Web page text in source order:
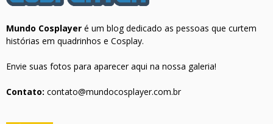
Mundo Cosplayer é um blog dedicado as pessoas que curtem
histórias em quadrinhos e Cosplay.
Envie suas fotos para aparecer aqui na nossa galeria!
Contato: contato@mundocosplayer.com.br